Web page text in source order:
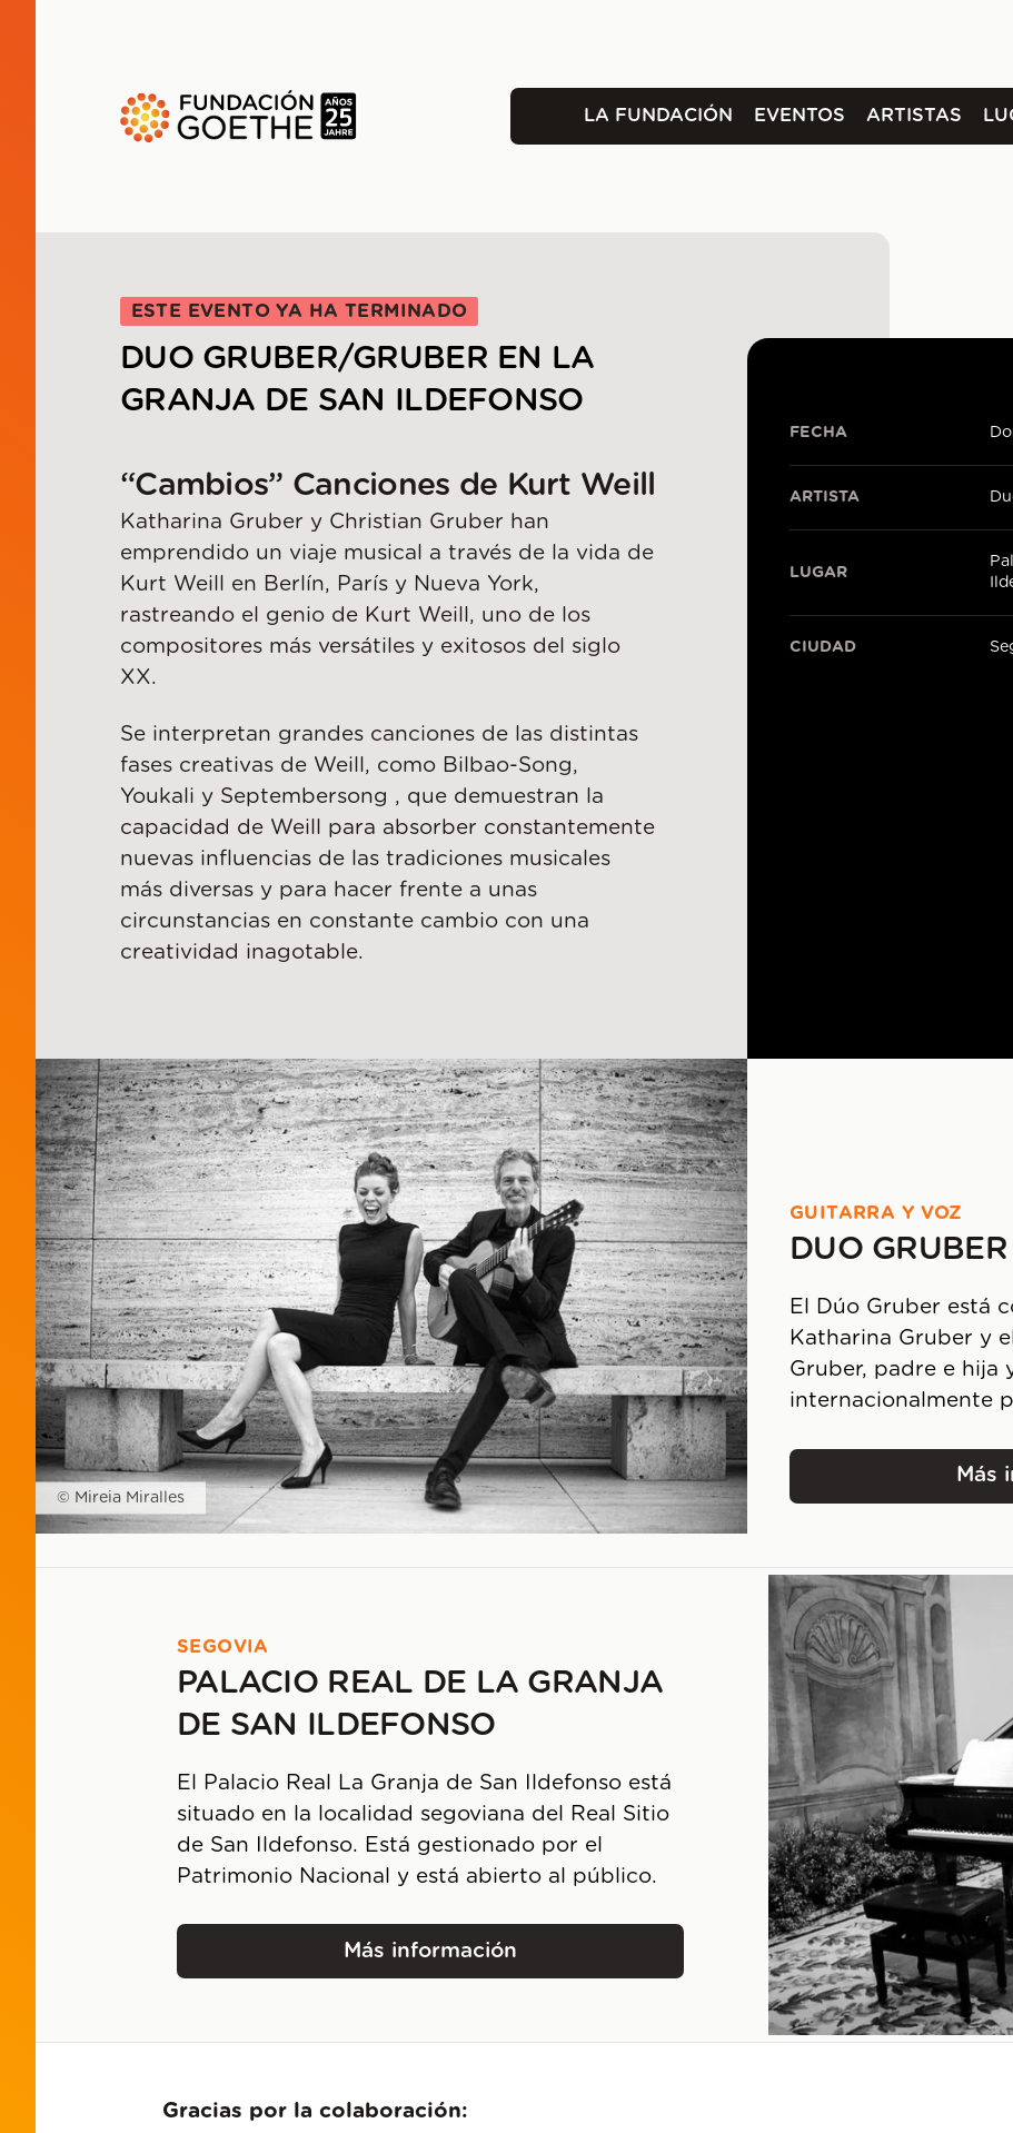
LA FUNDACIÓN EVENTOS ARTISTAS
ESTE EVENTO YA HA TERMINADO
DUO GRUBER/GRUBER EN LA
GRANJA DE SAN ILDEFONSO
“Cambios” Canciones de Kurt Weill
Katharina Gruber y Christian Gruber han
emprendido un viaje musical a través de la vida de
Kurt Weill en Berlín, París y Nueva York,
rastreando el genio de Kurt Weill, uno de los
compositores más versátiles y exitosos del siglo
XX.
Se interpretan grandes canciones de las distintas
fases creativas de Weill, como Bilbao-Song,
Youkali y Septembersong , que demuestran la
capacidad de Weill para absorber constantemente
nuevas influencias de las tradiciones musicales
más diversas y para hacer frente a unas
circunstancias en constante cambio con una
creatividad inagotable.
FECHA
ARTISTA
LUGAR
CIUDAD
© Mireia Miralles
GUITARRA Y VOZ
DUO GRUBER
El Dúo Gruber está
Katharina Gruber y
Gruber, padre e hija
internacionalmente
Más
SEGOVIA
PALACIO REAL DE LA GRANJA
DE SAN ILDEFONSO
El Palacio Real La Granja de San Ildefonso está
situado en la localidad segoviana del Real Sitio
de San Ildefonso. Está gestionado por el
Patrimonio Nacional y está abierto al público.
Más información
Palacio Real de La Granja de San Ildefonso
Gracias por la colaboración: